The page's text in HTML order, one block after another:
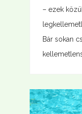
– ezek
Bár sokan